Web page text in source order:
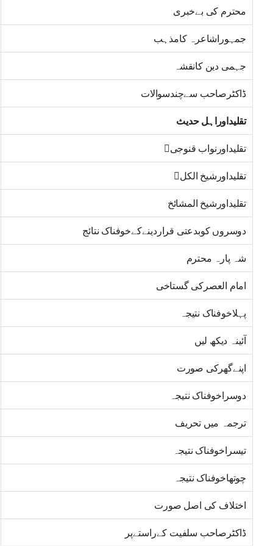
محترم کی بےخبری
جمہوراشاعرہ کامذہب
جہمی دین کانقشہ
ڈاکٹرصاحب سےچندسوالات
تقلیداوراہل حدیث
تقلیداورنواب قنوجی
تقلیداورشیخ الکل
تقلیداورشیخ المشائخ
دوسروں کوبدعتی قراردینےکےخوفناک نتائج
شہ پارہ محترم
امام العصرکی گستاخی
پہلاخوفناک نتیجہ
آئینہ دیکھ لیں
اپنےگھرکی صورت
دوسراخوفناک نتیجہ
ترجمہ میں تحریف
تیسراخوفناک نتیجہ
چوتھاخوفناک نتیجہ
اختلاف کی اصل صورت
ڈاکٹرصاحب سلفیت کےراستےپر